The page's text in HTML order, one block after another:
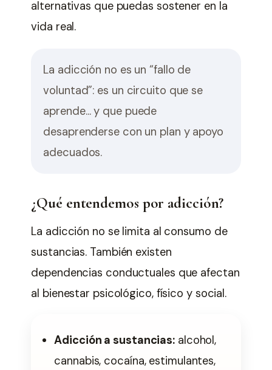
alternativas que puedas sostener en la
vida real.
La adicción no es un “fallo de
voluntad”: es un circuito que se
aprende… y que puede
desaprenderse con un plan y apoyo
adecuados.
¿Qué entendemos por adicción?
La adicción no se limita al consumo de
sustancias. También existen
dependencias conductuales que afectan
al bienestar psicológico, físico y social.
Adicción a sustancias: alcohol,
cannabis, cocaína, estimulantes,